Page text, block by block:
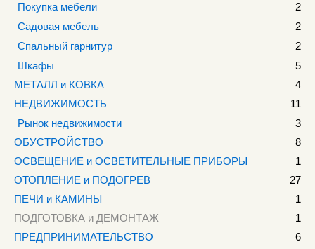
Покупка мебели
2
Садовая мебель
2
Спальный гарнитур
2
Шкафы
5
МЕТАЛЛ и КОВКА
4
НЕДВИЖИМОСТЬ
11
Рынок недвижимости
3
ОБУСТРОЙСТВО
8
ОСВЕЩЕНИЕ и ОСВЕТИТЕЛЬНЫЕ ПРИБОРЫ
1
ОТОПЛЕНИЕ и ПОДОГРЕВ
27
ПЕЧИ и КАМИНЫ
1
ПОДГОТОВКА и ДЕМОНТАЖ
1
ПРЕДПРИНИМАТЕЛЬСТВО
6